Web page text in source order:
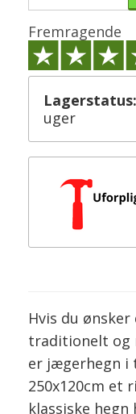
Fremragende
Lagerstatus:
uger
Hvis du
traditionelt og
er jægerhegn
250x120cm et
klassiske